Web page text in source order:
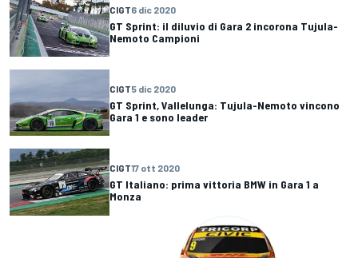
CIGT6 dic 2020
GT Sprint: il diluvio di Gara 2 incorona Tujula-
Nemoto Campioni
CIGT5 dic 2020
GT Sprint, Vallelunga: Tujula-Nemoto vincono
Gara 1 e sono leader
CIGT17 ott 2020
GT Italiano: prima vittoria BMW in Gara 1 a
Monza